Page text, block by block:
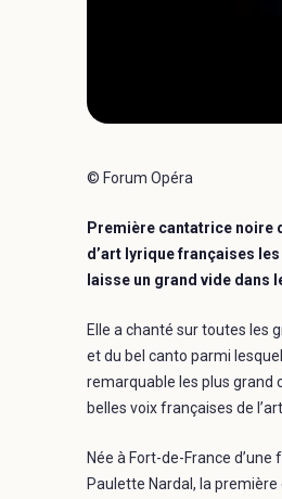
© Forum Opéra
Première cantatrice noire
d’art lyrique françaises
laisse un grand vide dans
Elle a chanté sur toutes les
et du bel canto parmi
remarquable les plus grand
belles voix françaises de
Née à Fort-de-France
Paulette Nardal, la